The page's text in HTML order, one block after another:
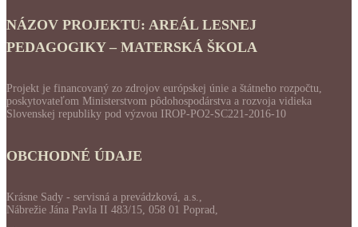
NÁZOV PROJEKTU: AREÁL LESNEJ
PEDAGOGIKY – MATERSKÁ ŠKOLA
Projekt je financovaný zo zdrojov európskej únie a štátneho rozpočtu,
poskytovateľom Ministerstvom pôdohospodárstva a rozvoja vidieka
Slovenskej republiky pod výzvou IROP-PO2-SC221-2016-10
OBCHODNÉ ÚDAJE
Krásne Sady - servisná a prevádzková, a.s.,
Nábrežie Jána Pavla II 483/15, 058 01 Poprad,